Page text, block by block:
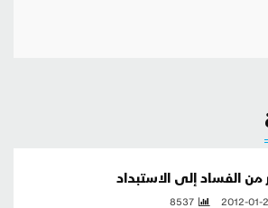
الفساد إلى الاستبداد
2012-01-
8537